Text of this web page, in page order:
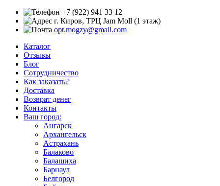
+7 (922) 941 33 12
г. Киров, ТРЦ Jam Moll (1 этаж)
opt.mogzy@gmail.com
Каталог
Отзывы
Блог
Сотрудничество
Как заказать?
Доставка
Возврат денег
Контакты
Ваш город:
Ангарск
Архангельск
Астрахань
Балаково
Балашиха
Барнаул
Белгород